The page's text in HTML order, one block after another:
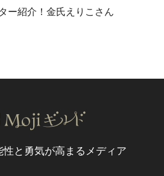
ー紹介！金氏えりこさん
と 勇気が高まるメディア